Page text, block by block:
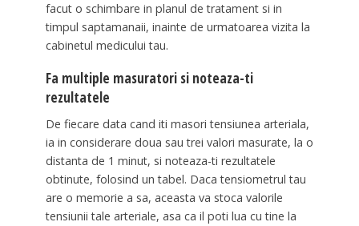
facut o schimbare in planul de tratament si in
timpul saptamanaii, inainte de urmatoarea vizita la
cabinetul medicului tau.
Fa multiple masuratori si noteaza-ti
rezultatele
De fiecare data cand iti masori tensiunea arteriala,
ia in considerare doua sau trei valori masurate, la o
distanta de 1 minut, si noteaza-ti rezultatele
obtinute, folosind un tabel. Daca tensiometrul tau
are o memorie a sa, aceasta va stoca valorile
tensiunii tale arteriale, asa ca il poti lua cu tine la